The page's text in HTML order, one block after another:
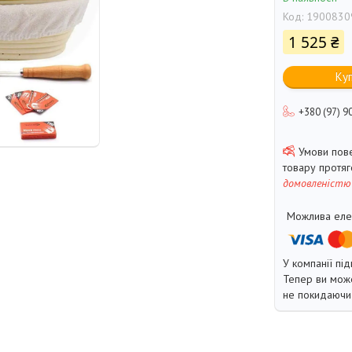
Код:
1 525 ₴
+380 (97)
товару
домовленістю
У компанії
Тепер ви
не покидаючи